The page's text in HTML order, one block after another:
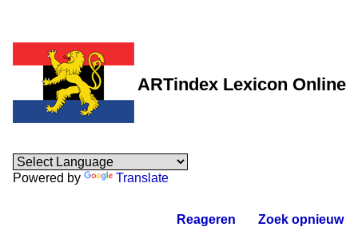
ARTindex Lexicon Online
Powered by Translate
Reageren Zoek opnieuw.